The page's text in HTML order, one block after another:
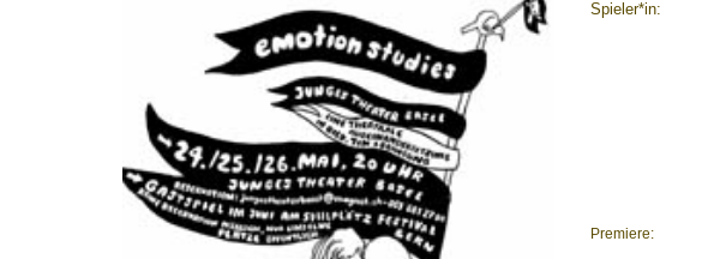
Spieler*in:
Premiere: